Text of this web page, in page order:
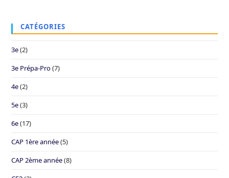
CATÉGORIES
3e(2)
3e Prépa-Pro(7)
4e(2)
5e(3)
6e(17)
CAP 1ère année(5)
CAP 2ème année(8)